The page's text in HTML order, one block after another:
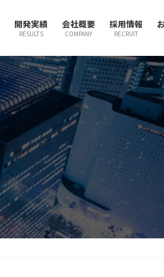
開発実績
RESULTS
会社概要
COMPANY
採用情報
RECRUIT